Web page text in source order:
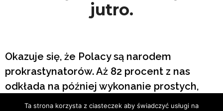
jutro.
Okazuje się, że Polacy są narodem
prokrastynatorów. Aż 82 procent z nas
odkłada na później wykonanie prostych,
codziennych czynności. My, kobiety,
Ta strona korzysta z ciasteczek aby świadczyć usługi na